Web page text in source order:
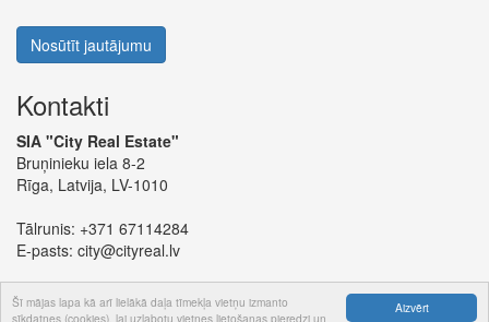
Aizvērt
Šī mājas lapa kā arī lielākā daļa tīmekļa vietņu izmanto
sīkdatnes (cookies), lai uzlabotu vietnes lietošanas pieredzi un
Nosūtīt jautājumu
Kontakti
SIA "City Real Estate"
Bruņinieku iela 8-2
Rīga, Latvija, LV-1010
Tālrunis: +371 67114284
E-pasts: city@cityreal.lv